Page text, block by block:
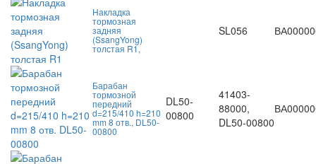
Накладка
тормозная
задняя
(SsangYong)
толстая R1,
SL056
Барабан
тормозной
передний
d=215/410 h=210
mm 8 отв., DL50-
00800
DL50-
00800
41403-
88000,
DL50-00800